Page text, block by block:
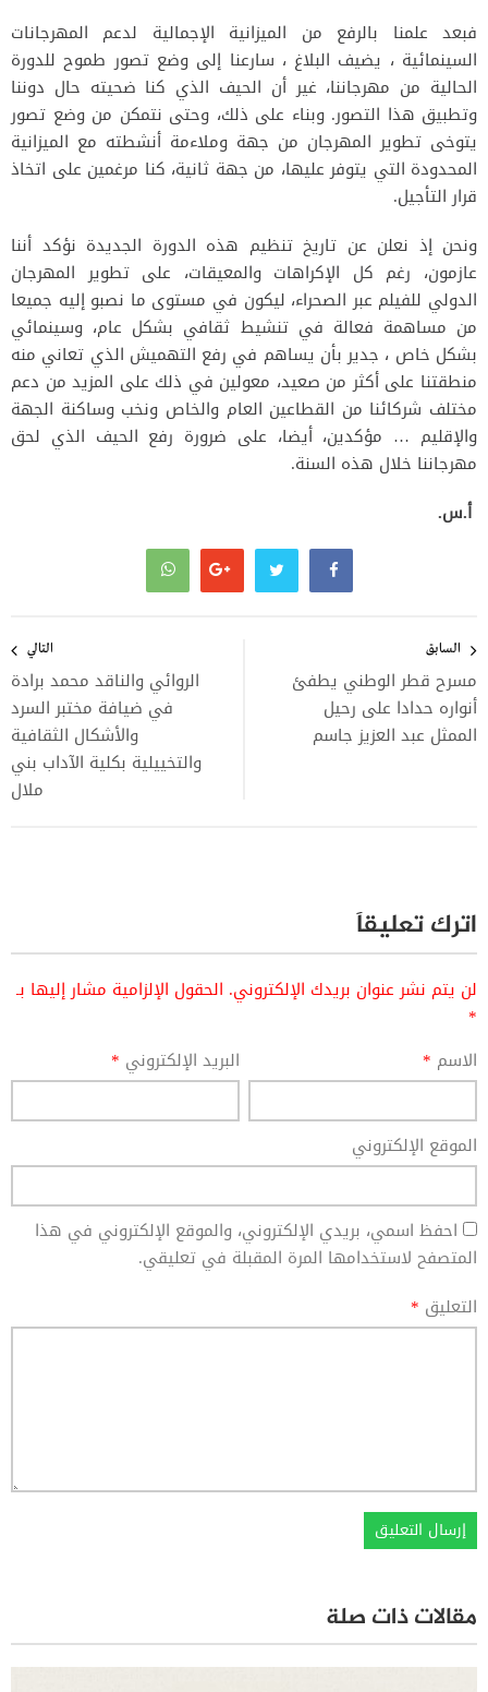
فبعد علمنا بالرفع من الميزانية الإجمالية لدعم المهرجانات
السينمائية ، يضيف البلاغ ، سارعنا إلى وضع تصور طموح للدورة
الحالية من مهرجاننا، غير أن الحيف الذي كنا ضحيته حال دوننا
وتطبيق هذا التصور. وبناء على ذلك، وحتى نتمكن من وضع تصور
يتوخى تطوير المهرجان من جهة وملاءمة أنشطته مع الميزانية
المحدودة التي يتوفر عليها، من جهة ثانية، كنا مرغمين على اتخاذ
قرار التأجيل.
ونحن إذ نعلن عن تاريخ تنظيم هذه الدورة الجديدة نؤكد أننا
عازمون، رغم كل الإكراهات والمعيقات، على تطوير المهرجان
الدولي للفيلم عبر الصحراء، ليكون في مستوى ما نصبو إليه جميعا
من مساهمة فعالة في تنشيط ثقافي بشكل عام، وسينمائي
بشكل خاص ، جدير بأن يساهم في رفع التهميش الذي تعاني منه
منطقتنا على أكثر من صعيد، معولين في ذلك على المزيد من دعم
مختلف شركائنا من القطاعين العام والخاص ونخب وساكنة الجهة
والإقليم … مؤكدين، أيضا، على ضرورة رفع الحيف الذي لحق
مهرجاننا خلال هذه السنة.
أ.س.
المقالات
السابق
مسرح قطر الوطني يطفئ
أنواره حدادا على رحيل
الممثل عبد العزيز جاسم
التالي
الروائي والناقد محمد برادة
في ضيافة مختبر السرد
والأشكال الثقافية
والتخييلية بكلية الآداب بني
ملال
اترك تعليقاً
لن يتم نشر عنوان بريدك الإلكتروني. الحقول الإلزامية مشار إليها بـ
*
الاسم * البريد الإلكتروني *
الموقع الإلكتروني
احفظ اسمي، بريدي الإلكتروني، والموقع الإلكتروني في هذا
المتصفح لاستخدامها المرة المقبلة في تعليقي.
التعليق *
مقالات ذات صلة